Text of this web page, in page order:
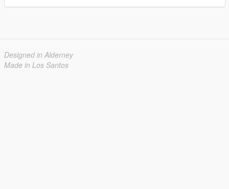
Designed in Alderney
Made in Los Santos